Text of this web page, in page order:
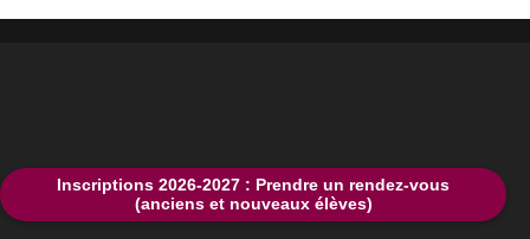
Inscriptions 2026-2027 : Prendre un rendez-vous
(anciens et nouveaux élèves)